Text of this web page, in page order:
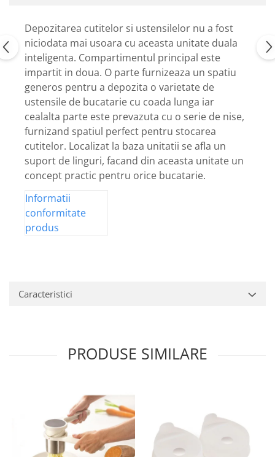
Depozitarea cutitelor si ustensilelor nu a fost
niciodata mai usoara cu aceasta unitate duala
inteligenta. Compartimentul principal este
impartit in doua. O parte furnizeaza un spatiu
generos pentru a depozita o varietate de
ustensile de bucatarie cu coada lunga iar
cealalta parte este prevazuta cu o serie de nise,
furnizand spatiul perfect pentru stocarea
cutitelor. Localizat la baza unitatii se afla un
suport de linguri, facand din aceasta unitate un
concept practic pentru orice bucatarie.
Informatii
conformitate
produs
Caracteristici
PRODUSE SIMILARE